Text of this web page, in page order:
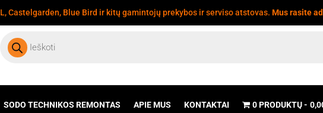
Castelgarden, Blue Bird ir kitų gamintojų prekybos ir serviso atstovas. Mus rasite
search
SODO TECHNIKOS REMONTAS APIE MUS KONTAKTAI 0 PRODUKTŲ